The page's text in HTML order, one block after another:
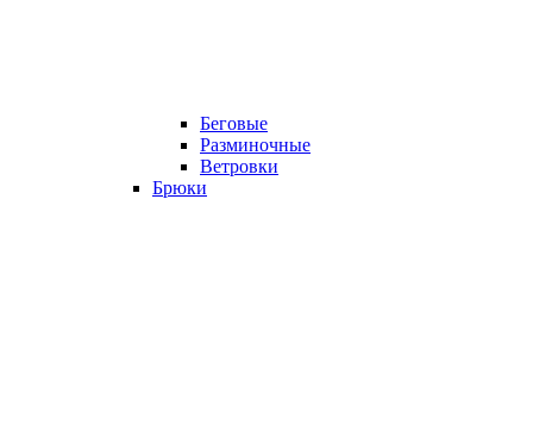
Беговые
Разминочные
Ветровки
Брюки